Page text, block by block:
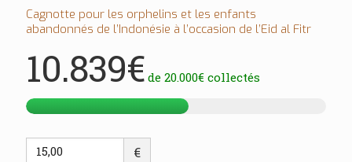
Cagnotte pour les orphelins et les enfants
abandonnés de l’Indonésie à l’occasion de l’Eid al Fitr
10.839€ de 20.000€ collectés
€